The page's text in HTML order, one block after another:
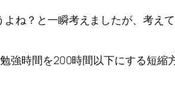
ね？と一瞬考えましたが、考え
強時間を200時間以下にする短縮